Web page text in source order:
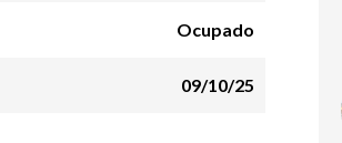
Ocupado
09/10/25